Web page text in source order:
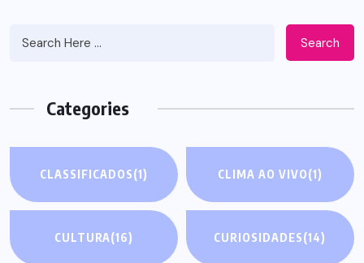
Search
Categories
CLASSIFICADOS(1) CLIMA AO VIVO(1)
CULTURA(16) CURIOSIDADES(14)